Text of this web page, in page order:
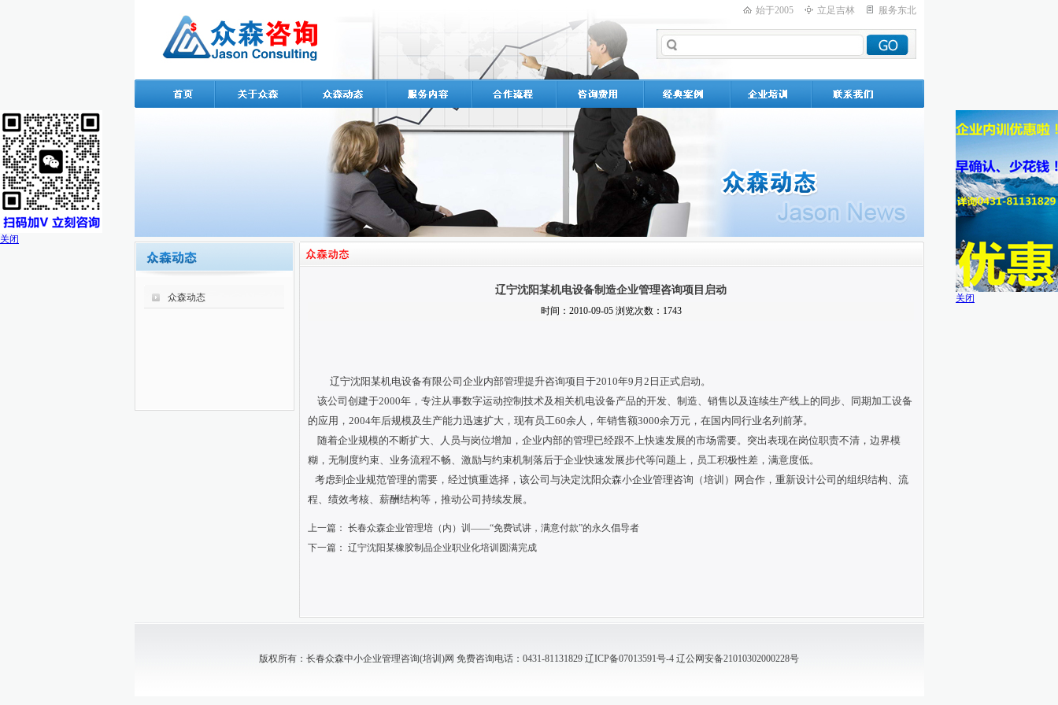
始于2005 立足吉林 服务东北
众森动态
辽宁沈阳某机电设备制造企业管理咨询项目启动
时间：2010-09-05 浏览次数：1743
辽宁沈阳某机电设备有限公司企业内部管理提升咨询项目于2010年9月2日正式启动。
该公司创建于2000年，专注从事数字运动控制技术及相关机电设备产品的开发、制造、销售以及连续生产线上的同步、同期加工设备
的应用，2004年后规模及生产能力迅速扩大，现有员工60余人，年销售额3000余万元，在国内同行业名列前茅。
随着企业规模的不断扩大、人员与岗位增加，企业内部的管理已经跟不上快速发展的市场需要。突出表现在岗位职责不清，边界模
糊，无制度约束、业务流程不畅、激励与约束机制落后于企业快速发展步代等问题上，员工积极性差，满意度低。
考虑到企业规范管理的需要，经过慎重选择，该公司与决定沈阳众森小企业管理咨询（培训）网合作，重新设计公司的组织结构、流
程、绩效考核、薪酬结构等，推动公司持续发展。
上一篇： 长春众森企业管理培（内）训——“免费试讲，满意付款”的永久倡导者
下一篇： 辽宁沈阳某橡胶制品企业职业化培训圆满完成
版权所有：长春众森中小企业管理咨询(培训)网 免费咨询电话：0431-81131829 辽ICP备07013591号-4 辽公网安备21010302000228号
关闭
关闭